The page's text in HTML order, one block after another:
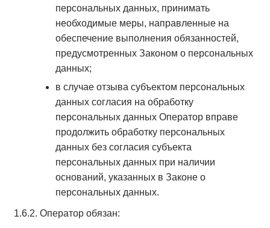
персональных данных, принимать
необходимые меры, направленные на
обеспечение выполнения обязанностей,
предусмотренных Законом о персональных
данных;
в случае отзыва субъектом персональных
данных согласия на обработку
персональных данных Оператор вправе
продолжить обработку персональных
данных без согласия субъекта
персональных данных при наличии
оснований, указанных в Законе о
персональных данных.
1.6.2. Оператор обязан: